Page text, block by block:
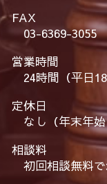
FAX
03-6369-3055
営業時間
24時間（平日
定休日
なし（年末年
相談料
初回相談無料で